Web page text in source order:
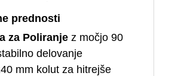
prednosti
za Poliranjez močjo 90
delovanje
mm kolut za hitrejše